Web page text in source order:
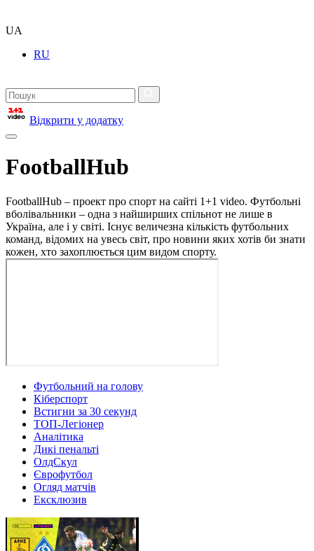
UA
RU
Відкрити у додатку
FootballHub
FootballHub – проект про спорт на сайті 1+1 video. Футбольні
вболівальники – одна з найширших спільнот не лише в
Україна, але і у світі. Існує величезна кількість футбольних
команд, відомих на увесь світ, про новини яких хотів би знати
кожен, хто захоплюється цим видом спорту.
Футбольний на голову
Кіберспорт
Встигни за 30 секунд
ТОП-Легіонер
Аналітика
Дикі пенальті
ОлдСкул
Єврофутбол
Огляд матчів
Ексклюзив